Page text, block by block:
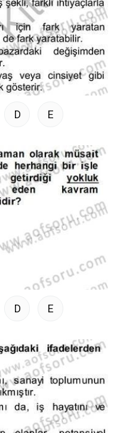
D E
D E